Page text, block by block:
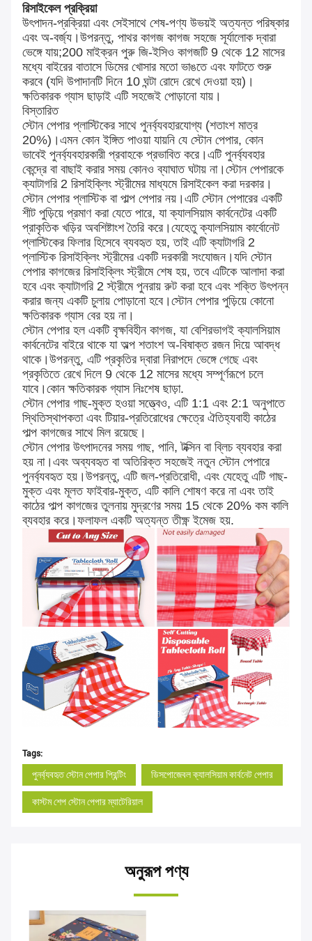
রিসাইকেল প্রক্রিয়া
উৎপাদন-প্রক্রিয়া এবং সেইসাথে শেষ-পণ্য উভয়ই অত্যন্ত পরিষ্কার
এবং অ-বর্জ্য।উপরন্তু, পাথর কাগজ কাগজ সহজে সূর্যালোক দ্বারা
ভেঙ্গে যায়;200 মাইক্রন পুরু জি-ইসিও কাগজটি 9 থেকে 12 মাসের
মধ্যে বাইরের বাতাসে ডিমের খোসার মতো ভাঙতে এবং ফাটতে শুরু
করবে (যদি উপাদানটি দিনে 10 ঘন্টা রোদে রেখে দেওয়া হয়)।
ক্ষতিকারক গ্যাস ছাড়াই এটি সহজেই পোড়ানো যায়।
বিস্তারিত
স্টোন পেপার প্লাস্টিকের সাথে পুনর্ব্যবহারযোগ্য (শতাংশ মাত্র
20%)।এমন কোন ইঙ্গিত পাওয়া যায়নি যে স্টোন পেপার, কোন
ভাবেই পুনর্ব্যবহারকারী প্রবাহকে প্রভাবিত করে।এটি পুনর্ব্যবহার
কেন্দ্রে বা বাছাই করার সময় কোনও ব্যাঘাত ঘটায় না।স্টোন পেপারকে
ক্যাটাগরি 2 রিসাইক্লিং স্ট্রীমের মাধ্যমে রিসাইকেল করা দরকার।
স্টোন পেপার প্লাস্টিক বা পাল্প পেপার নয়।এটি স্টোন পেপারের একটি
শীট পুড়িয়ে প্রমাণ করা যেতে পারে, যা ক্যালসিয়াম কার্বনেটের একটি
প্রাকৃতিক খড়ির অবশিষ্টাংশ তৈরি করে।যেহেতু ক্যালসিয়াম কার্বোনেট
প্লাস্টিকের ফিলার হিসেবে ব্যবহৃত হয়, তাই এটি ক্যাটাগরি 2
প্লাস্টিক রিসাইক্লিং স্ট্রীমের একটি দরকারী সংযোজন।যদি স্টোন
পেপার কাগজের রিসাইক্লিং স্ট্রীমে শেষ হয়, তবে এটিকে আলাদা করা
হবে এবং ক্যাটাগরি 2 স্ট্রীমে পুনরায় রুট করা হবে এবং শক্তি উৎপন্ন
করার জন্য একটি চুলায় পোড়ানো হবে।স্টোন পেপার পুড়িয়ে কোনো
ক্ষতিকারক গ্যাস বের হয় না।
স্টোন পেপার হল একটি বৃক্ষবিহীন কাগজ, যা বেশিরভাগই ক্যালসিয়াম
কার্বনেটের বাইরে থাকে যা অল্প শতাংশ অ-বিষাক্ত রজন দিয়ে আবদ্ধ
থাকে।উপরন্তু, এটি প্রকৃতির দ্বারা নিরাপদে ভেঙ্গে গেছে এবং
প্রকৃতিতে রেখে দিলে 9 থেকে 12 মাসের মধ্যে সম্পূর্ণরূপে চলে
যাবে।কোন ক্ষতিকারক গ্যাস নিঃশেষ ছাড়া.
স্টোন পেপার গাছ-মুক্ত হওয়া সত্ত্বেও, এটি 1:1 এবং 2:1 অনুপাতে
স্থিতিস্থাপকতা এবং টিয়ার-প্রতিরোধের ক্ষেত্রে ঐতিহ্যবাহী কাঠের
পাল্প কাগজের সাথে মিল রয়েছে।
স্টোন পেপার উৎপাদনের সময় গাছ, পানি, টক্সিন বা ব্লিচ ব্যবহার করা
হয় না।এবং অব্যবহৃত বা অতিরিক্ত সহজেই নতুন স্টোন পেপারে
পুনর্ব্যবহৃত হয়।উপরন্তু, এটি জল-প্রতিরোধী, এবং যেহেতু এটি গাছ-
মুক্ত এবং মূলত ফাইবার-মুক্ত, এটি কালি শোষণ করে না এবং তাই
কাঠের পাল্প কাগজের তুলনায় মুদ্রণের সময় 15 থেকে 20% কম কালি
ব্যবহার করে।ফলাফল একটি অত্যন্ত তীক্ষ্ণ ইমেজ হয়.
Tags:
পুনর্ব্যবহৃত স্টোন পেপার প্রিন্টিং ডিসপোজেবল ক্যালসিয়াম কার্বনেট পেপার
কাস্টম শেপ স্টোন পেপার ম্যাটেরিয়াল
অনুরূপ পণ্য